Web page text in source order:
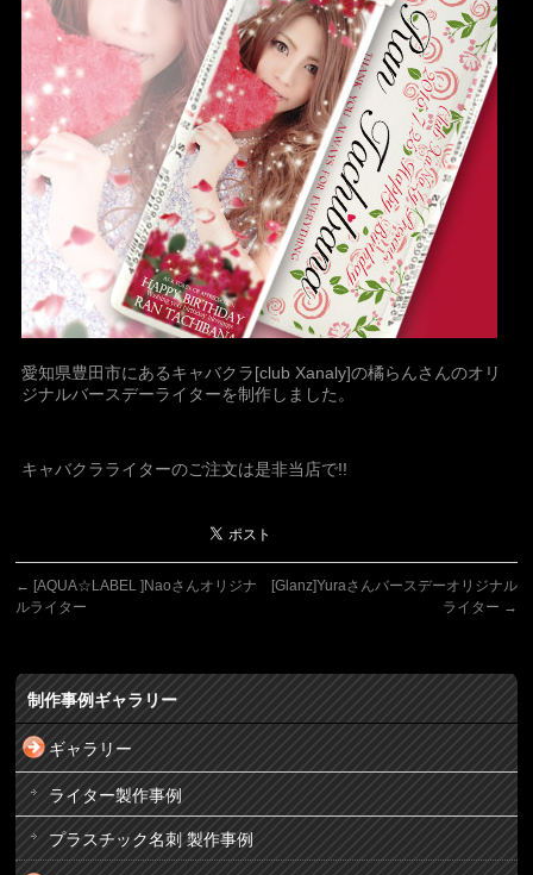
愛知県豊田市にあるキャバクラ[club Xanaly]の橘らんさんのオリ
ジナルバースデーライターを制作しました。
キャバクラライターのご注文は是非当店で!!
← [AQUA☆LABEL ]Naoさんオリジナ
ルライター
[Glanz]Yuraさんバースデーオリジナル
ライター →
制作事例ギャラリー
ギャラリー
ライター製作事例
プラスチック名刺 製作事例